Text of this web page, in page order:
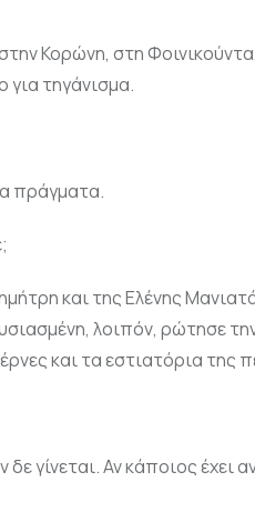
Κορώνη, στη
για τηγάνισμα.
πράγματα.
και της Ελένης
λοιπόν, ρώτησε
και τα εστιατόρια της
γίνεται. Αν κάποιος έχει